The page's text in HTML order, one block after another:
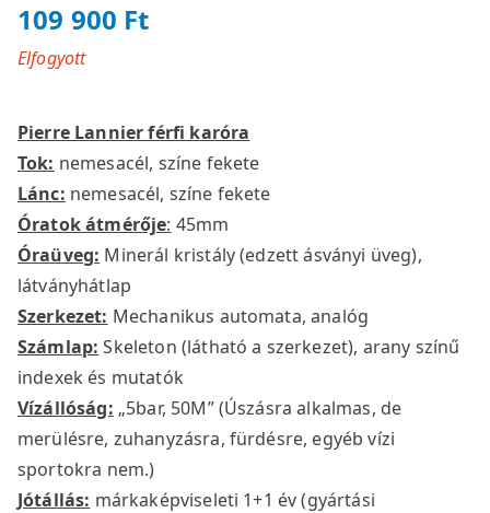
109 900 Ft
Pierre Lannier férfi karóra
Tok: nemesacél, színe fekete
Lánc: nemesacél, színe fekete
Óratok átmérője: 45mm
Óraüveg: Minerál kristály (edzett ásványi üveg),
látványhátlap
Szerkezet: Mechanikus automata, analóg
Számlap: Skeleton (látható a szerkezet), arany színű
indexek és mutatók
Vízállóság: „5bar, 50M” (Úszásra alkalmas, de
merülésre, zuhanyzásra, fürdésre, egyéb vízi
sportokra nem.)
Jótállás: márkaképviseleti 1+1 év (gyártási
Elfogyott